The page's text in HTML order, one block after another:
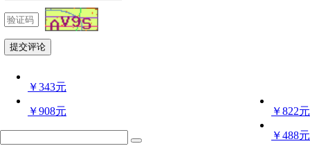
￥343元
￥822元
￥908元
￥488元